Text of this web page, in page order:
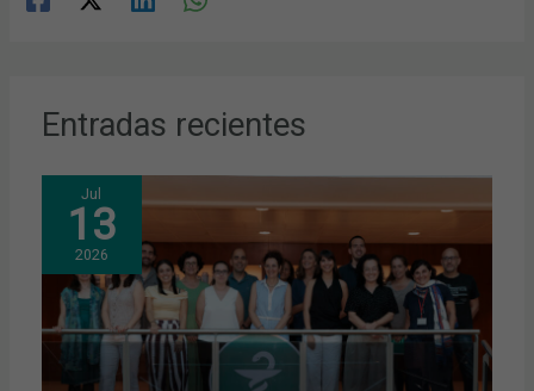
Entradas recientes
Jul
13
2026